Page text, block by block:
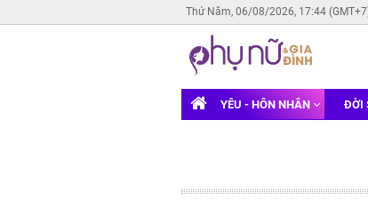
Thứ Năm, 06/08/2026, 17:44
YÊU - HÔN NHÂN ĐỜI